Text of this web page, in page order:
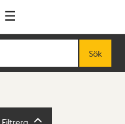
Sök
Filtrera